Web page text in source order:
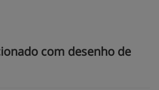
com desenho de